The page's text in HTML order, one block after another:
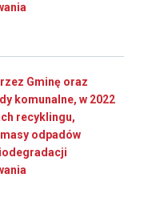
Gminę oraz
komunalne, w 2022
recyklingu,
odpadów